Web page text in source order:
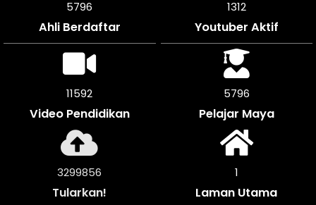
6225
Ahli Berdaftar
1312
Youtuber Aktif
12450
Video Pendidikan
6225
Pelajar Maya
3542392
Tularkan!
1
Laman Utama